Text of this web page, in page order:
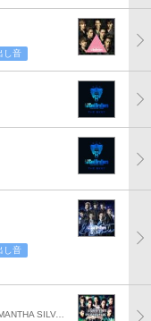
し音
し音
サマンサタバサジャパンリミテッド「Samantha Tiara/SAMANTHA SILVA」CMソング